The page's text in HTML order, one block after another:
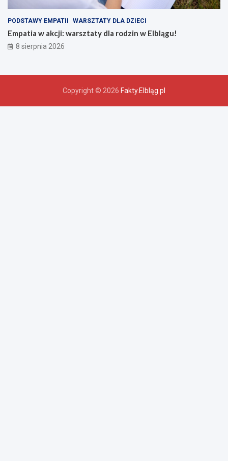
PODSTAWY EMPATII WARSZTATY DLA DZIECI
Empatia w akcji: warsztaty dla rodzin w Elblągu!
8 sierpnia 2026
Copyright © 2026 Fakty.Elbląg.pl